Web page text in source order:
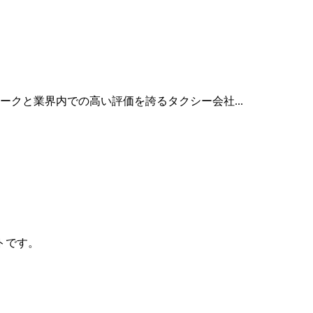
クと業界内での高い評価を誇るタクシー会社...
す。